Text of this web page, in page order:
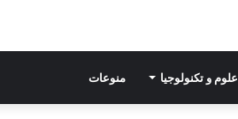
علوم و تكنولوجيا منوعات